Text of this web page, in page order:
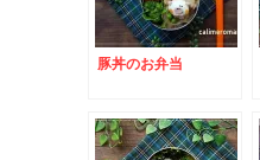
豚丼のお弁当